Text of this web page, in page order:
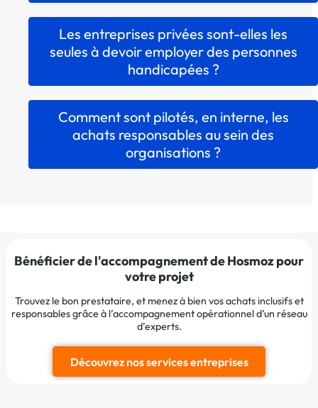
Les entreprises privées sont-elles les
seules à devoir employer des personnes
handicapées ?
Comment sont pilotés, en interne, les
achats responsables au sein des
organisations ?
Bénéficier de l'accompagnement de Hosmoz pour
votre projet
Trouvez le bon prestataire, et menez à bien vos achats inclusifs et
responsables grâce à l’accompagnement opérationnel d’un réseau
d’experts.
Découvrez nos services entreprises